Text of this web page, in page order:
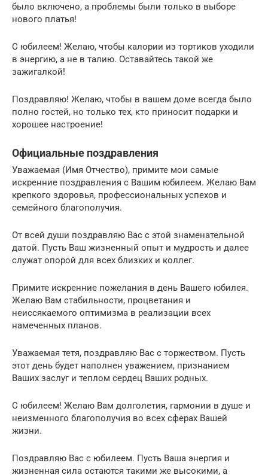
было включено, а проблемы были только в выборе
нового платья!
С юбилеем! Желаю, чтобы калории из тортиков уходили
в энергию, а не в талию. Оставайтесь такой же
зажигалкой!
Поздравляю! Желаю, чтобы в вашем доме всегда было
полно гостей, но только тех, кто приносит подарки и
хорошее настроение!
Официальные поздравления
Уважаемая (Имя Отчество), примите мои самые
искренние поздравления с Вашим юбилеем. Желаю Вам
крепкого здоровья, профессиональных успехов и
семейного благополучия.
От всей души поздравляю Вас с этой знаменательной
датой. Пусть Ваш жизненный опыт и мудрость и далее
служат опорой для всех близких и коллег.
Примите искренние пожелания в день Вашего юбилея.
Желаю Вам стабильности, процветания и
неиссякаемого оптимизма в реализации всех
намеченных планов.
Уважаемая тетя, поздравляю Вас с торжеством. Пусть
этот день будет наполнен уважением, признанием
Ваших заслуг и теплом сердец Ваших родных.
С юбилеем! Желаю Вам долголетия, гармонии в душе и
неизменного благополучия во всех сферах Вашей
жизни.
Поздравляю Вас с юбилеем. Пусть Ваша энергия и
жизненная сила остаются такими же высокими, а